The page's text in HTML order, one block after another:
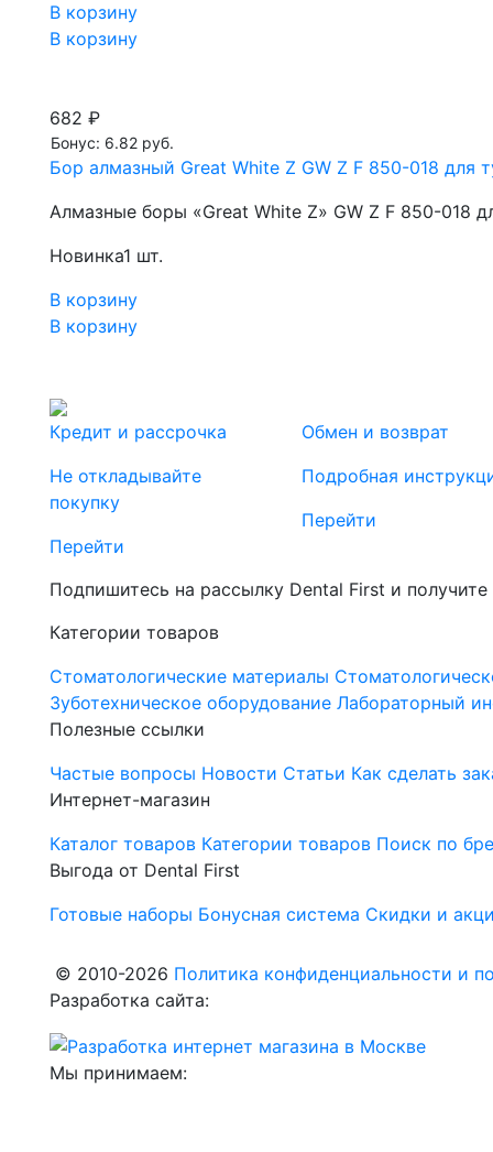
В корзину
В корзину
682 ₽
Бонус: 6.82 руб.
Бор алмазный Great White Z GW Z F 850-018 для
Алмазные боры «Great White Z» GW Z F 850-018
Новинка1 шт.
В корзину
В корзину
Кредит и рассрочка
Не откладывайте
покупку
Перейти
Обмен и возврат
Подробная
Перейти
Подпишитесь на рассылку Dental First и
Категории товаров
Стоматологические материалы
Зуботехническое оборудование Лабораторный
Полезные ссылки
Частые вопросы Новости Статьи Как сделать
Интернет-магазин
Каталог товаров Категории товаров Поиск по
Выгода от Dental First
Готовые наборы Бонусная система Скидки и
© 2010-2026 Политика конфиденциальности и
Разработка сайта:
Мы принимаем: